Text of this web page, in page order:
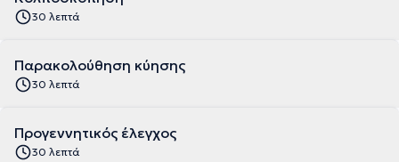
30 λεπτά
Παρακολούθηση κύησης
30 λεπτά
Προγεννητικός έλεγχος
30 λεπτά